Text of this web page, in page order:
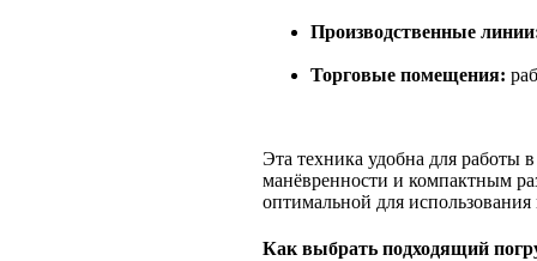
Производственные
Торговые помещения:
Эта техника удобна для работы
манёвренности и компактным
оптимальной для
Как выбрать подходящий